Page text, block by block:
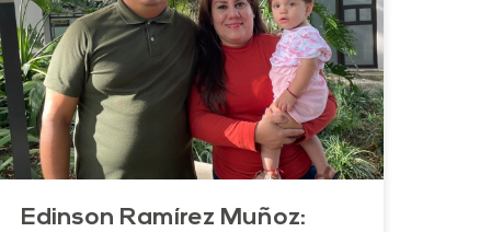
Edinson Ramírez Muñoz: